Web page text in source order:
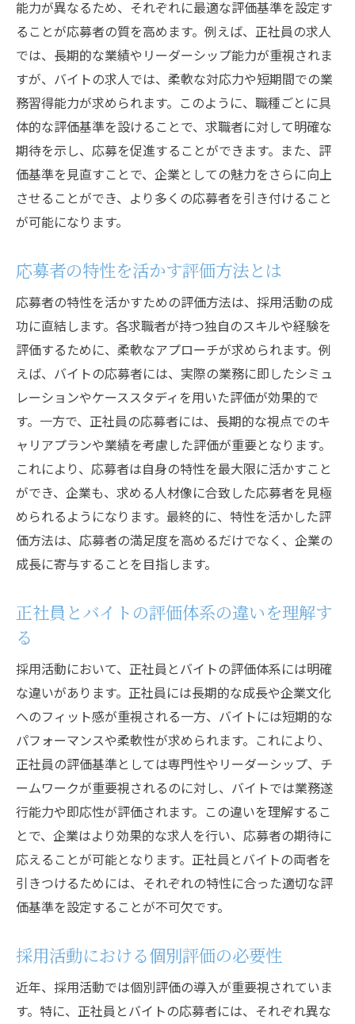
能力が異なるため、それぞれに最適な評価基準を設定す
ることが応募者の質を高めます。例えば、正社員の求人
では、長期的な業績やリーダーシップ能力が重視されま
すが、バイトの求人では、柔軟な対応力や短期間での業
務習得能力が求められます。このように、職種ごとに具
体的な評価基準を設けることで、求職者に対して明確な
期待を示し、応募を促進することができます。また、評
価基準を見直すことで、企業としての魅力をさらに向上
させることができ、より多くの応募者を引き付けること
が可能になります。
応募者の特性を活かす評価方法とは
応募者の特性を活かすための評価方法は、採用活動の成
功に直結します。各求職者が持つ独自のスキルや経験を
評価するために、柔軟なアプローチが求められます。例
えば、バイトの応募者には、実際の業務に即したシミュ
レーションやケーススタディを用いた評価が効果的で
す。一方で、正社員の応募者には、長期的な視点でのキ
ャリアプランや業績を考慮した評価が重要となります。
これにより、応募者は自身の特性を最大限に活かすこと
ができ、企業も、求める人材像に合致した応募者を見極
められるようになります。最終的に、特性を活かした評
価方法は、応募者の満足度を高めるだけでなく、企業の
成長に寄与することを目指します。
正社員とバイトの評価体系の違いを理解す
る
採用活動において、正社員とバイトの評価体系には明確
な違いがあります。正社員には長期的な成長や企業文化
へのフィット感が重視される一方、バイトには短期的な
パフォーマンスや柔軟性が求められます。これにより、
正社員の評価基準としては専門性やリーダーシップ、チ
ームワークが重要視されるのに対し、バイトでは業務遂
行能力や即応性が評価されます。この違いを理解するこ
とで、企業はより効果的な求人を行い、応募者の期待に
応えることが可能となります。正社員とバイトの両者を
引きつけるためには、それぞれの特性に合った適切な評
価基準を設定することが不可欠です。
採用活動における個別評価の必要性
近年、採用活動では個別評価の導入が重要視されていま
す。特に、正社員とバイトの応募者には、それぞれ異な